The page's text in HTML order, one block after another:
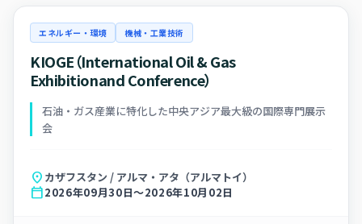
エネルギー・環境 機械・工業技術
KIOGE（International Oil & Gas
Exhibitionand Conference）
石油・ガス産業に特化した中央アジア最大級の国際専門展示
会
location_on カザフスタン / アルマ・アタ（アルマトイ）
calendar_today2026年09月30日～2026年10月02日